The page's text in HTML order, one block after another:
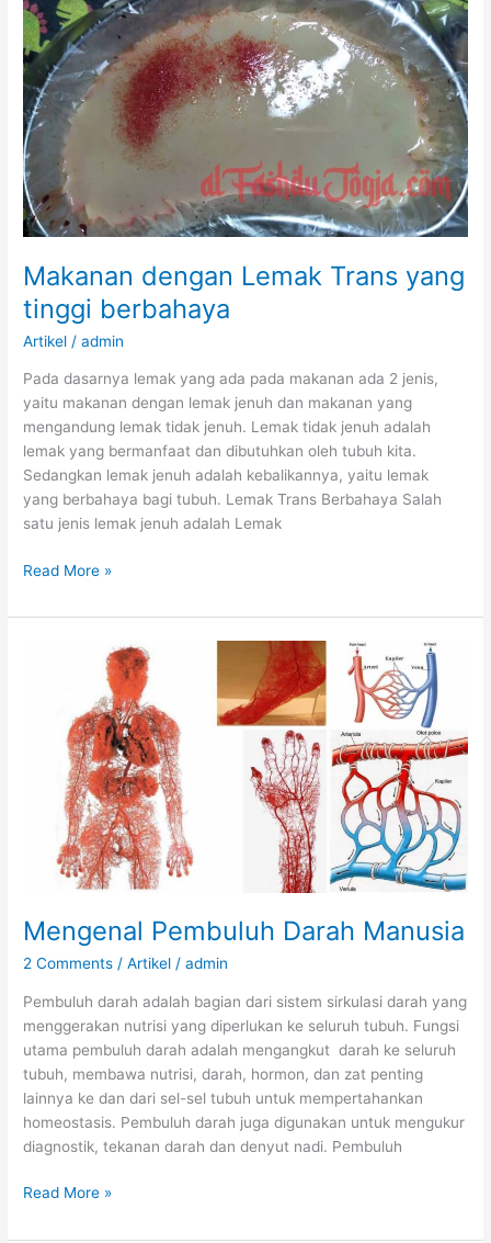
Muda
Makanan dengan Lemak Trans yang
tinggi berbahaya
Artikel /admin
Pada dasarnya lemak yang ada pada makanan ada 2 jenis,
yaitu makanan dengan lemak jenuh dan makanan yang
mengandung lemak tidak jenuh. Lemak tidak jenuh adalah
lemak yang bermanfaat dan dibutuhkan oleh tubuh kita.
Sedangkan lemak jenuh adalah kebalikannya, yaitu lemak
yang berbahaya bagi tubuh. Lemak Trans Berbahaya Salah
satu jenis lemak jenuh adalah Lemak
Makanan
Lemak
berbahaya
Read More »
Mengenal Pembuluh Darah Manusia
2 Comments /Artikel /admin
Pembuluh darah adalah bagian dari sistem sirkulasi darah yang
menggerakan nutrisi yang diperlukan ke seluruh tubuh. Fungsi
utama pembuluh darah adalah mengangkut darah ke seluruh
tubuh, membawa nutrisi, darah, hormon, dan zat penting
lainnya ke dan dari sel-sel tubuh untuk mempertahankan
homeostasis. Pembuluh darah juga digunakan untuk mengukur
diagnostik, tekanan darah dan denyut nadi. Pembuluh
Mengenal
Read More »